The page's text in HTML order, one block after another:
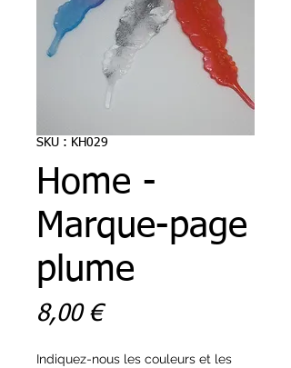
SKU : KH029
Home -
Marque-page
plume
8,00 €Prix
Indiquez-nous les couleurs et les